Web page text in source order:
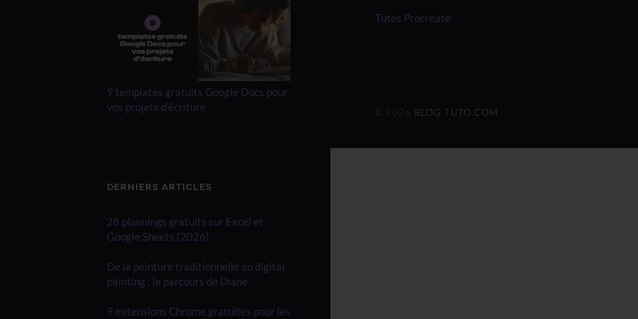
9 templates gratuits Google Docs pour
vos projets d’écriture
DERNIERS ARTICLES
28 plannings gratuits sur Excel et
Google Sheets (2026)
De la peinture traditionnelle au digital
painting : le parcours de Diane
9 extensions Chrome gratuites pour les
Tutos Procreate
BLOG TUTO.COM